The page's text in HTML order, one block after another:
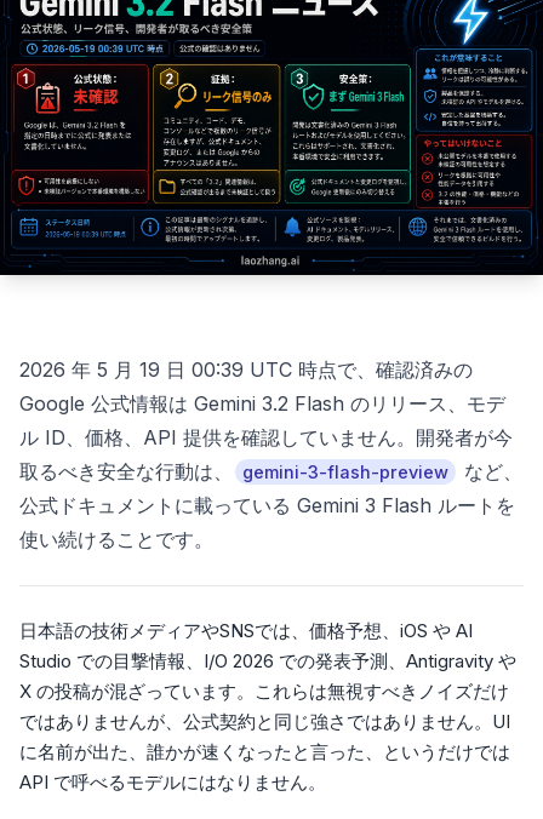
2026 年 5 月 19 日 00:39 UTC 時点で、確認済みの
Google 公式情報は Gemini 3.2 Flash のリリース、モデ
ル ID、価格、API 提供を確認していません。開発者が今
取るべき安全な行動は、
gemini-3-flash-preview
など、
公式ドキュメントに載っている Gemini 3 Flash ルートを
使い続けることです。
日本語の技術メディアやSNSでは、価格予想、iOS や AI
Studio での目撃情報、I/O 2026 での発表予測、Antigravity や
X の投稿が混ざっています。これらは無視すべきノイズだけ
ではありませんが、公式契約と同じ強さではありません。UI
に名前が出た、誰かが速くなったと言った、というだけでは
API で呼べるモデルにはなりません。